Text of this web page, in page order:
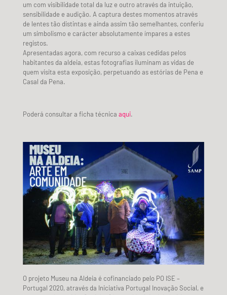
um com visibilidade total da luz e outro através da intuição,
sensibilidade e audição. A captura destes momentos através
de lentes tão distintas e ainda assim tão semelhantes, conferiu
um simbolismo e carácter absolutamente ímpares a estes
registos.
Apresentadas agora, com recurso a caixas cedidas pelos
habitantes da aldeia, estas fotografias iluminam as vidas de
quem visita esta exposição, perpetuando as estórias de Pena e
Casal da Pena.
Poderá consultar a ficha técnica aqui.
O projeto Museu na Aldeia é cofinanciado pelo PO ISE –
Portugal 2020, através da Iniciativa Portugal Inovação Social, e